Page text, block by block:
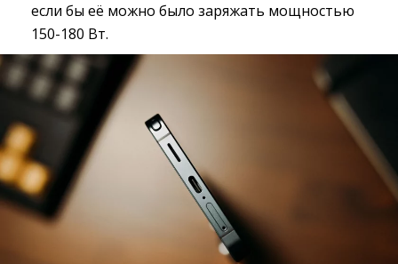
если бы её можно было заряжать мощностью
150-180 Вт.